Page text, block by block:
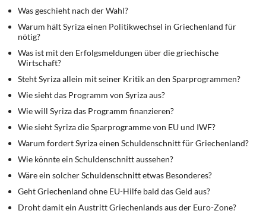
Kontakt
Was geschieht nach der Wahl?
Warum hält Syriza einen Politikwechsel in Griechenland für
nötig?
Was ist mit den Erfolgsmeldungen über die griechische
Wirtschaft?
Steht Syriza allein mit seiner Kritik an den Sparprogrammen?
Wie sieht das Programm von Syriza aus?
Wie will Syriza das Programm finanzieren?
Wie sieht Syriza die Sparprogramme von EU und IWF?
Warum fordert Syriza einen Schuldenschnitt für Griechenland?
Wie könnte ein Schuldenschnitt aussehen?
Wäre ein solcher Schuldenschnitt etwas Besonderes?
Geht Griechenland ohne EU-Hilfe bald das Geld aus?
Droht damit ein Austritt Griechenlands aus der Euro-Zone?